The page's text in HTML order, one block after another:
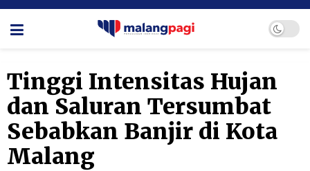
Tinggi Intensitas Hujan
dan Saluran Tersumbat
Sebabkan Banjir di Kota
Malang